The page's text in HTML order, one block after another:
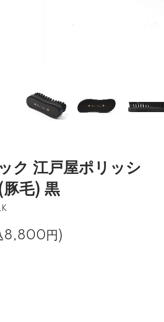
ク 江戸屋ポリッシ
毛) 黒
8,800円)